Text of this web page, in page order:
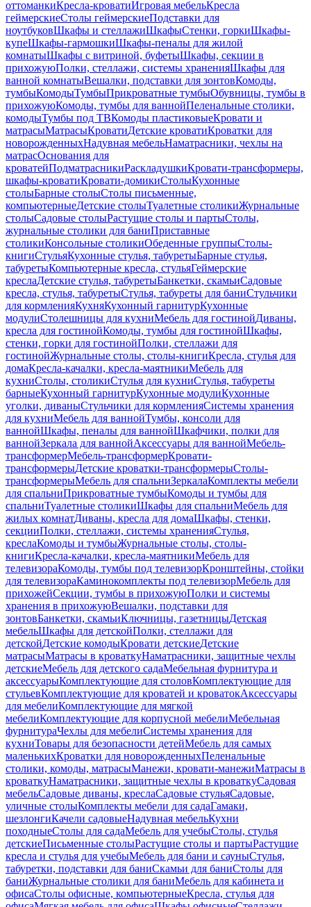
оттоманкиКресла-кроватиИгровая мебельКресла
геймерскиеСтолы геймерскиеПодставки для
ноутбуковШкафы и стеллажиШкафыСтенки, горкиШкафы-
купеШкафы-гармошкиШкафы-пеналы для жилой
комнатыШкафы с витриной, буфетыШкафы, секции в
прихожуюПолки, стеллажи, системы храненияШкафы для
ванной комнатыВешалки, подставки для зонтовКомоды,
тумбыКомодыТумбыПрикроватные тумбыОбувницы, тумбы в
прихожуюКомоды, тумбы для ваннойПеленальные столики,
комодыТумбы под ТВКомоды пластиковыеКровати и
матрасыМатрасыКроватиДетские кроватиКроватки для
новорожденныхНадувная мебельНаматрасники, чехлы на
матрасОснования для
кроватейПодматрасникиРаскладушкиКровати-трансформеры,
шкафы-кроватиКровати-домикиСтолыКухонные
столыБарные столыСтолы письменные,
компьютерныеДетские столыТуалетные столикиЖурнальные
столыСадовые столыРастущие столы и партыСтолы,
журнальные столики для баниПриставные
столикиКонсольные столикиОбеденные группыСтолы-
книгиСтульяКухонные стулья, табуретыБарные стулья,
табуретыКомпьютерные кресла, стульяГеймерские
креслаДетские стулья, табуретыБанкетки, скамьиСадовые
кресла, стулья, табуретыСтулья, табуреты для баниСтульчики
для кормленияКухняКухонный гарнитурКухонные
модулиСтолешницы для кухниМебель для гостинойДиваны,
кресла для гостинойКомоды, тумбы для гостинойШкафы,
стенки, горки для гостинойПолки, стеллажи для
гостинойЖурнальные столы, столы-книгиКресла, стулья для
домаКресла-качалки, кресла-маятникиМебель для
кухниСтолы, столикиСтулья для кухниСтулья, табуреты
барныеКухонный гарнитурКухонные модулиКухонные
уголки, диваныСтульчики для кормленияСистемы хранения
для кухниМебель для ваннойТумбы, консоли для
ваннойШкафы, пеналы для ваннойШкафчики, полки для
ваннойЗеркала для ваннойАксессуары для ваннойМебель-
трансформерМебель-трансформерКровати-
трансформерыДетские кроватки-трансформерыСтолы-
трансформерыМебель для спальниЗеркалаКомплекты мебели
для спальниПрикроватные тумбыКомоды и тумбы для
спальниТуалетные столикиШкафы для спальниМебель для
жилых комнатДиваны, кресла для домаШкафы, стенки,
секцииПолки, стеллажи, системы храненияСтулья,
креслаКомоды и тумбыЖурнальные столы, столы-
книгиКресла-качалки, кресла-маятникиМебель для
телевизораКомоды, тумбы под телевизорКронштейны, стойки
для телевизораКаминокомплекты под телевизорМебель для
прихожейСекции, тумбы в прихожуюПолки и системы
хранения в прихожуюВешалки, подставки для
зонтовБанкетки, скамьиКлючницы, газетницыДетская
мебельШкафы для детскойПолки, стеллажи для
детскойДетские комодыКровати детскиеДетские
матрасыМатрасы в кроваткуНаматрасники, защитные чехлы
детскиеМебель для детского садаМебельная фурнитура и
аксессуарыКомплектующие для столовКомплектующие для
стульевКомплектующие для кроватей и кроватокАксессуары
для мебелиКомплектующие для мягкой
мебелиКомплектующие для корпусной мебелиМебельная
фурнитураЧехлы для мебелиСистемы хранения для
кухниТовары для безопасности детейМебель для самых
маленькихКроватки для новорожденныхПеленальные
столики, комоды, матрасыМанежи, кровати-манежиМатрасы в
кроваткуНаматрасники, защитные чехлы в кроваткуСадовая
мебельСадовые диваны, креслаСадовые стульяСадовые,
уличные столыКомплекты мебели для садаГамаки,
шезлонгиКачели садовыеНадувная мебельКухни
походныеСтолы для садаМебель для учебыСтолы, стулья
детскиеПисьменные столыРастущие столы и партыРастущие
кресла и стулья для учебыМебель для бани и сауныСтулья,
табуретки, подставки для баниСкамьи для баниСтолы для
баниЖурнальные столики для баниМебель для кабинета и
офисаСтолы офисные, компьютерныеКресла, стулья для